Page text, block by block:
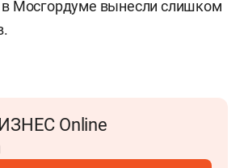
Мосгордуме вынесли слишком
Online